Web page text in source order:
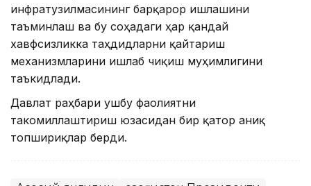
инфратузилмасининг барқарор ишлашини
таъминлаш ва бу соҳадаги ҳар қандай
хавфсизликка таҳдидларни қайтариш
механизмларини ишлаб чиқиш муҳимлигини
таъкидлади.
Давлат раҳбари ушбу фаолиятни
такомиллаштириш юзасидан бир қатор аниқ
топшириқлар берди.